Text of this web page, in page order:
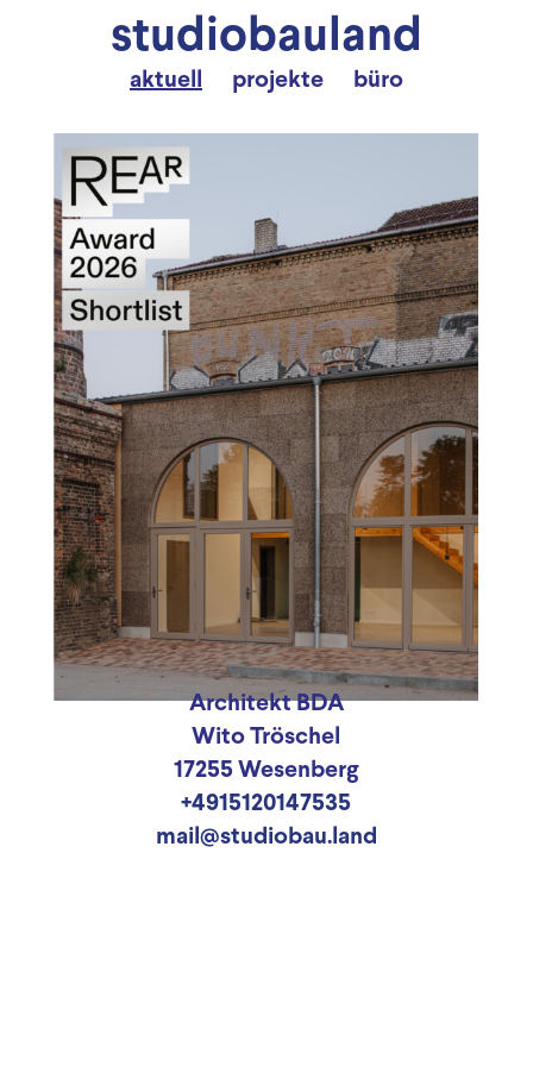
aktuell projekte büro
studiobauland
Architekt BDA
Wito Tröschel
17255 Wesenberg
+4915120147535
mail@studiobau.land